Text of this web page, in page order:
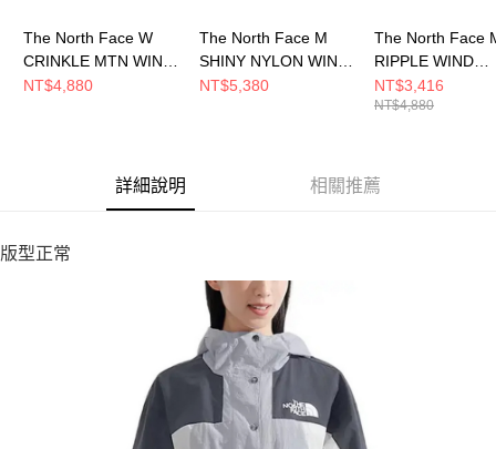
The North Face W
CRINKLE MTN WIND
JACKET? - AP 女 風衣
NT$4,880
The North Face M
SHINY NYLON WIND
JACKET - AP 男 風衣
NT$5,380
The North Face
RIPPLE WIND
JACKET - AP 男
外套
NT$3,416
NT$4,880
詳細說明 相關推薦
版型正常